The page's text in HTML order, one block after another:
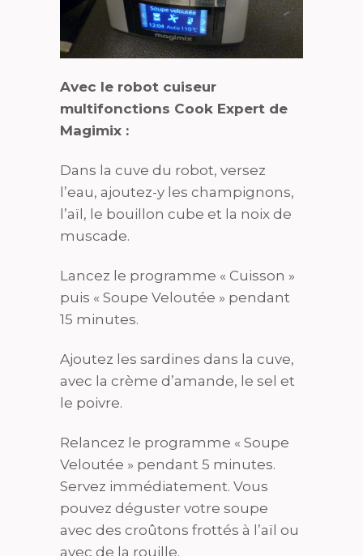
Avec le robot cuiseur
multifonctions Cook Expert de
Magimix :
Dans la cuve du robot, versez
l’eau, ajoutez-y les champignons,
l’aïl, le bouillon cube et la noix de
muscade.
Lancez le programme « Cuisson »
puis « Soupe Veloutée » pendant
15 minutes.
Ajoutez les sardines dans la cuve,
avec la crème d’amande, le sel et
le poivre.
Relancez le programme « Soupe
Veloutée » pendant 5 minutes.
Servez immédiatement. Vous
pouvez déguster votre soupe
avec des croûtons frottés à l’aïl ou
avec de la rouille.